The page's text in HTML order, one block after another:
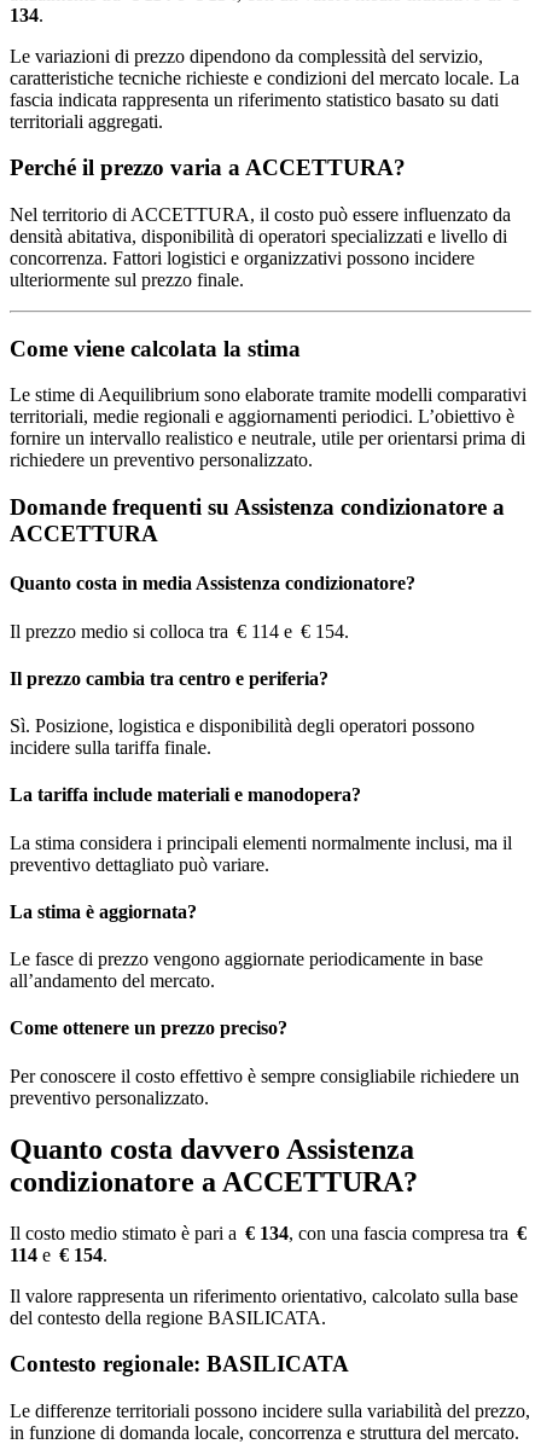
134.
Le variazioni di prezzo dipendono da complessità del servizio,
caratteristiche tecniche richieste e condizioni del mercato locale. La
fascia indicata rappresenta un riferimento statistico basato su dati
territoriali aggregati.
Perché il prezzo varia a ACCETTURA?
Nel territorio di ACCETTURA, il costo può essere influenzato da
densità abitativa, disponibilità di operatori specializzati e livello di
concorrenza. Fattori logistici e organizzativi possono incidere
ulteriormente sul prezzo finale.
Come viene calcolata la stima
Le stime di Aequilibrium sono elaborate tramite modelli comparativi
territoriali, medie regionali e aggiornamenti periodici. L’obiettivo è
fornire un intervallo realistico e neutrale, utile per orientarsi prima di
richiedere un preventivo personalizzato.
Domande frequenti su Assistenza condizionatore a
ACCETTURA
Quanto costa in media Assistenza condizionatore?
Il prezzo medio si colloca tra € 114 e € 154.
Il prezzo cambia tra centro e periferia?
Sì. Posizione, logistica e disponibilità degli operatori possono
incidere sulla tariffa finale.
La tariffa include materiali e manodopera?
La stima considera i principali elementi normalmente inclusi, ma il
preventivo dettagliato può variare.
La stima è aggiornata?
Le fasce di prezzo vengono aggiornate periodicamente in base
all’andamento del mercato.
Come ottenere un prezzo preciso?
Per conoscere il costo effettivo è sempre consigliabile richiedere un
preventivo personalizzato.
Quanto costa davvero Assistenza
condizionatore a ACCETTURA?
Il costo medio stimato è pari a € 134, con una fascia compresa tra €
114 e € 154.
Il valore rappresenta un riferimento orientativo, calcolato sulla base
del contesto della regione BASILICATA.
Contesto regionale: BASILICATA
Le differenze territoriali possono incidere sulla variabilità del prezzo,
in funzione di domanda locale, concorrenza e struttura del mercato.